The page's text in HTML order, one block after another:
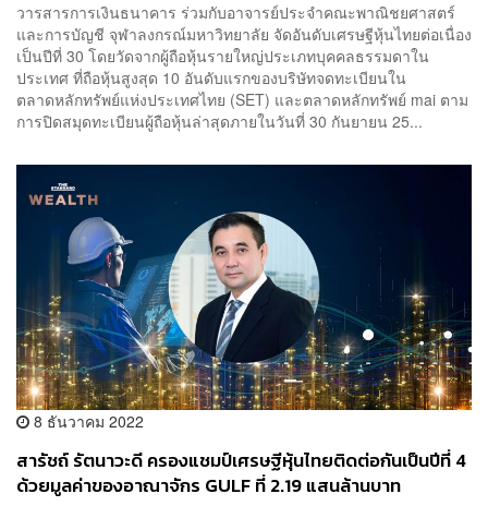
วารสารการเงินธนาคาร ร่วมกับอาจารย์ประจำคณะพาณิชยศาสตร์
และการบัญชี จุฬาลงกรณ์มหาวิทยาลัย จัดอันดับเศรษฐีหุ้นไทยต่อเนื่อง
เป็นปีที่ 30 โดยวัดจากผู้ถือหุ้นรายใหญ่ประเภทบุคคลธรรมดาใน
ประเทศ ที่ถือหุ้นสูงสุด 10 อันดับแรกของบริษัทจดทะเบียนใน
ตลาดหลักทรัพย์แห่งประเทศไทย (SET) และตลาดหลักทรัพย์ mai ตาม
การปิดสมุดทะเบียนผู้ถือหุ้นล่าสุดภายในวันที่ 30 กันยายน 25...
8 ธันวาคม 2022
สารัชถ์ รัตนาวะดี ครองแชมป์เศรษฐีหุ้นไทยติดต่อกันเป็นปีที่ 4
ด้วยมูลค่าของอาณาจักร GULF ที่ 2.19 แสนล้านบาท